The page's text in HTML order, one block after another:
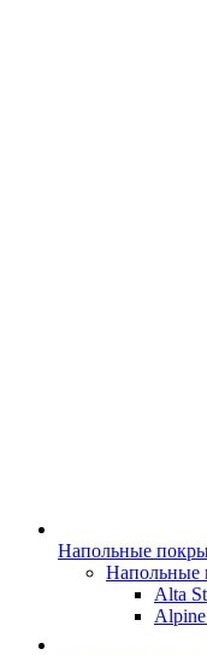
Напольные
Напольные
Alta